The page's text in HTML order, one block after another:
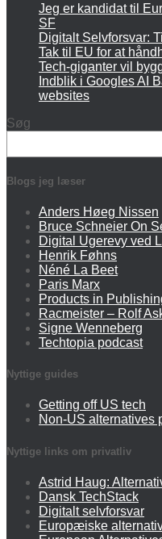
Jeg er kandidat til
SF
Digitalt Selvforsvar:
Tak til EU for at
Tech-giganter vil
Indblik i Googles AI
websites
Søg
Blogs jeg læser
Anders Høeg Nissen
Bruce Schneier On
Digital Ugerevy ved
Henrik Føhns
Néné La Beet
Paris Marx
Products in
Racmeister – Rolf
Signe Wenneberg
Techtopia podcast
Nyttige guides
Getting off US tech
Non-US alternatives
Nyttige links om privatliv
Astrid Haug:
Dansk TechStack
Digitalt selvforsvar
Europæiske